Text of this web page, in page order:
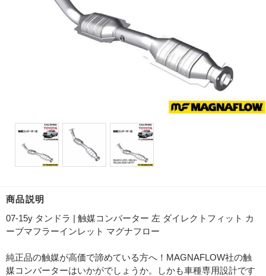
商品説明
07-15y タンドラ | 触媒コンバーター 左 ダイレクトフィット カ
ーブマフラーインレット マグナフロー
純正品の触媒が高価で諦めている方へ！MAGNAFLOW社の触
媒コンバーターはいかがでしょうか。しかも車種専用設計です